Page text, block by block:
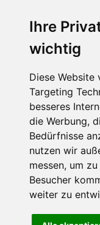
Ihre
wichtig
Diese Website
Targeting
besseres
die Werbung,
Bedürfnisse
nutzen wir
messen, um
Besucher
weiter zu
CPost.org© 2013-2023
Terms of Use Privacy |
About Us
Advertising
Contact Us